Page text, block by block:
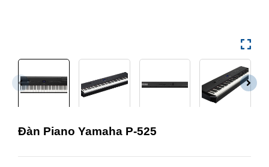
Đàn Piano Yamaha P-525